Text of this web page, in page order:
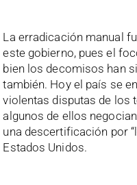
La erradicación manual
este gobierno, pues el
bien los decomisos han
también. Hoy el país se
violentas disputas de los
algunos de ellos
una descertificación por
Estados Unidos.